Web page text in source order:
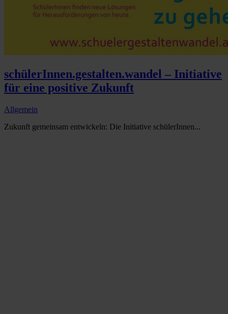
schülerInnen.gestalten.wandel – Initiative
für eine positive Zukunft
Allgemein
Zukunft gemeinsam entwickeln: Die Initiative schülerInnen...